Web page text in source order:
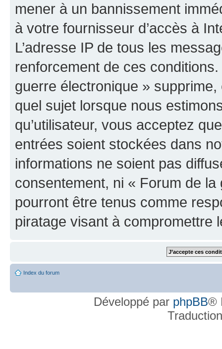
mener à un bannissement
à votre fournisseur d’accès à
L’adresse IP de tous les
renforcement de ces
guerre électronique »
quel sujet lorsque nous
qu’utilisateur, vous acceptez
entrées soient stockées dans
informations ne soient pas
consentement, ni « Forum de
pourront être tenus comme
piratage visant à compromettre
Index du forum
Développé par phpBB®